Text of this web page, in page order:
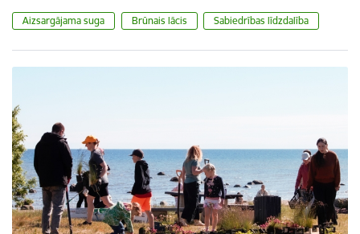
Aizsargājama suga Brūnais lācis Sabiedrības līdzdalība